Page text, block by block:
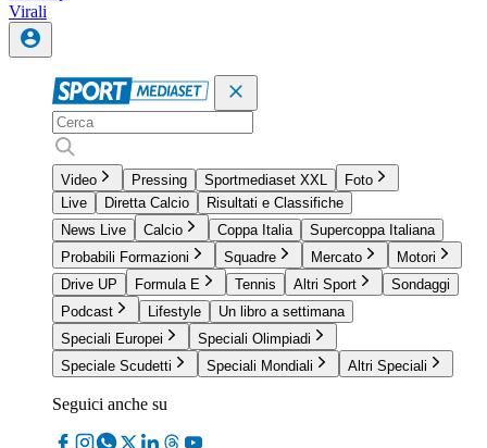
Virali
Video Pressing Sportmediaset XXL
Foto
Live
Diretta Calcio
Risultati e Classifiche
News Live
Calcio Coppa Italia
Supercoppa Italiana
Probabili Formazioni
Squadre Mercato
Motori
Drive UP
Formula E Tennis Altri Sport
Sondaggi
Podcast
Lifestyle
Un libro a settimana
Speciali Europei
Speciali Olimpiadi
Speciale Scudetti
Speciali Mondiali Altri Speciali
Seguici anche su